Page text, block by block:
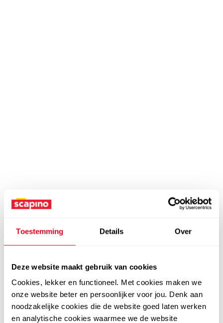
Toestemming Details Over
Deze website maakt gebruik van cookies
Cookies, lekker en functioneel. Met cookies maken we
onze website beter en persoonlijker voor jou. Denk aan
noodzakelijke cookies die de website goed laten werken
en analytische cookies waarmee we de website